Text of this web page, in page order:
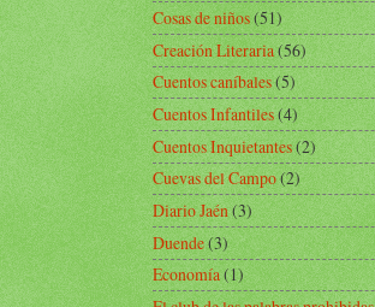
Cosas de niños(51)
Creación Literaria(56)
Cuentos caníbales(5)
Cuentos Infantiles(4)
Cuentos Inquietantes(2)
Cuevas del Campo(2)
Diario Jaén(3)
Duende(3)
Economía(1)